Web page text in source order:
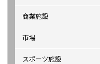
商業施設
市場
スポーツ施設